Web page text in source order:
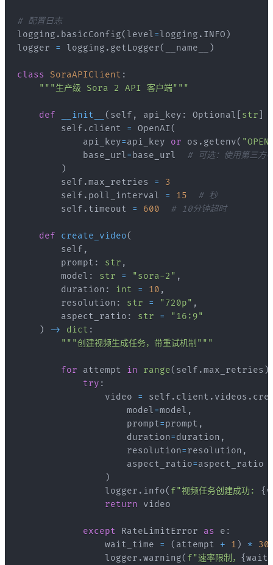
# 配置日志
logging . basicConfig( level=logging . INFO )
logger = logging . getLogger( __name__ )
class SoraAPIClient :
"""生产级 Sora 2 API 客户端"""
def __init__ ( self , api_key : Optional str
        self
. client = OpenAI(
            api_key
=api_key or os . getenv(
            base_url
= base_url
# 可选：使用第三方
)
        self
.max_retries =
3
        self
. poll_interval = 15
# 秒
        self
. timeout = 600 # 10分钟超时
def create_video(
        self
,
        prompt
: str ,
        model
: str = "sora-2" ,
        duration
: int = 10 ,
        resolution
: str = "720p" ,
        aspect_ratio
: str =
"16:9"
)
-> dict :
"""创建视频生成任务，带重试机制"""
for attempt in range( self .max_retries )
try :
                video
= self . client . videos .
                    model
=model ,
                    prompt
=prompt ,
                    duration
=duration ,
                    resolution
=resolution ,
                    aspect_ratio
=
)
                logger
. info( f"视频任务创建成功: {
return
except RateLimitError as e :
                wait_time
= ( attempt + 1 ) *
30
                logger
.warning( f"速率限制， {